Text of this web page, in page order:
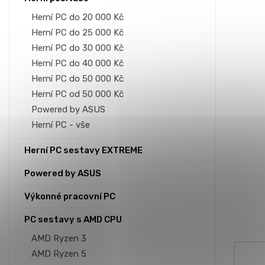
Herní PC do 20 000 Kč
Herní PC do 25 000 Kč
Herní PC do 30 000 Kč
Herní PC do 40 000 Kč
Herní PC do 50 000 Kč
Herní PC od 50 000 Kč
Powered by ASUS
Herní PC - vše
Herní PC sestavy EXTREME
Powered by ASUS
Výkonné pracovní PC
PC sestavy s AMD CPU
AMD Ryzen 3
AMD Ryzen 5